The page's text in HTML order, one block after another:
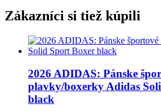
Zákazníci si tiež kúpili
2026 ADIDAS: Pánske
plavky/boxerky Adidas
black